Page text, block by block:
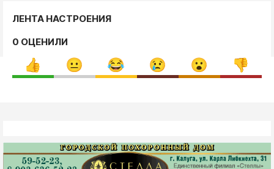
ЛЕНТА НАСТРОЕНИЯ
0 ОЦЕНИЛИ